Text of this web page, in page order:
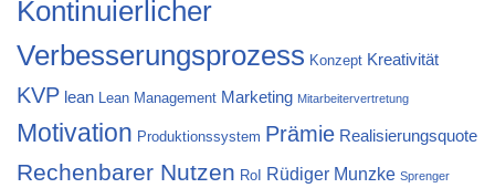
Kontinuierlicher
Verbesserungsprozess Konzept Kreativität
KVP lean Lean Management Marketing Mitarbeitervertretung
Motivation Produktionssystem Prämie Realisierungsquote
Rechenbarer Nutzen RoI Rüdiger Munzke Sprenger